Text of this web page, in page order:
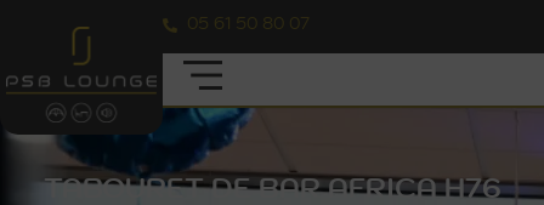
05 61 50 80 07
TABOURET DE BAR AFRICA H76